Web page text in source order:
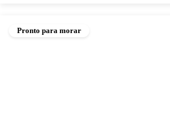
Pronto para morar